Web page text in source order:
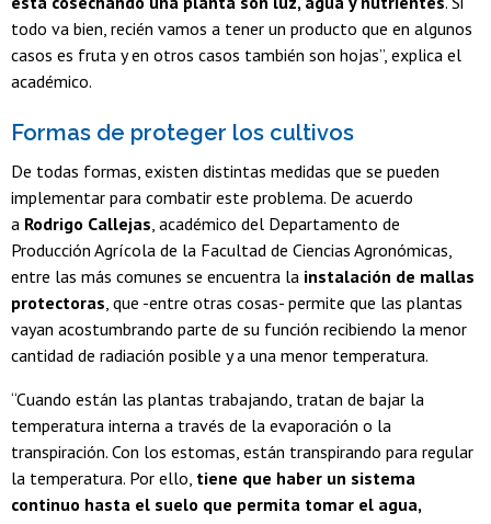
todo va bien, recién vamos a tener un producto que en algunos
casos es fruta y en otros casos también son hojas”, explica el
académico.
Formas de proteger los cultivos
De todas formas, existen distintas medidas que se pueden
implementar para combatir este problema. De acuerdo
a Rodrigo Callejas, académico del Departamento de
Producción Agrícola de la Facultad de Ciencias Agronómicas,
entre las más comunes se encuentra la instalación de mallas
protectoras, que -entre otras cosas- permite que las plantas
vayan acostumbrando parte de su función recibiendo la menor
cantidad de radiación posible y a una menor temperatura.
“Cuando están las plantas trabajando, tratan de bajar la
temperatura interna a través de la evaporación o la
transpiración. Con los estomas, están transpirando para regular
la temperatura. Por ello, tiene que haber un sistema
continuo hasta el suelo que permita tomar el agua,